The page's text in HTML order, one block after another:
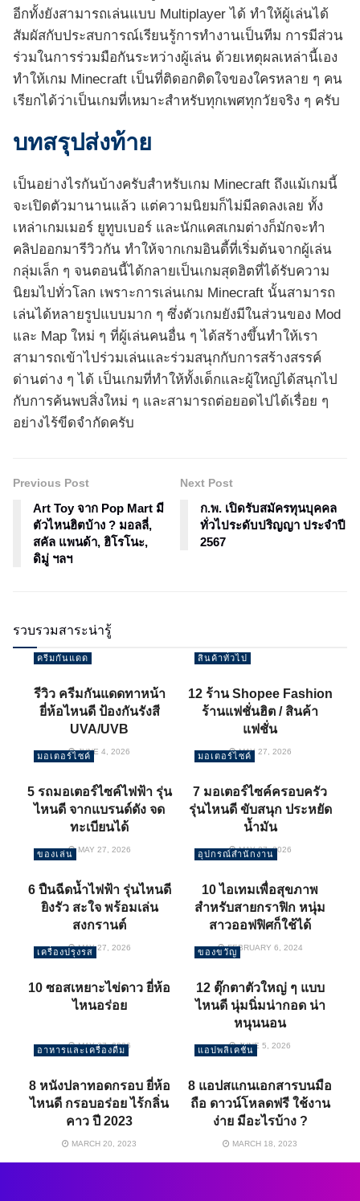
อีกทั้งยังสามารถเล่นแบบ Multiplayer ได้ ทำให้ผู้เล่นได้
สัมผัสกับประสบการณ์เรียนรู้การทำงานเป็นทีม การมีส่วน
ร่วมในการร่วมมือกันระหว่างผู้เล่น ด้วยเหตุผลเหล่านี้เอง
ทำให้เกม Minecraft เป็นที่ติดอกติดใจของใครหลาย ๆ คน
เรียกได้ว่าเป็นเกมที่เหมาะสำหรับทุกเพศทุกวัยจริง ๆ ครับ
บทสรุปส่งท้าย
เป็นอย่างไรกันบ้างครับสำหรับเกม Minecraft ถึงแม้เกมนี้
จะเปิดตัวมานานแล้ว แต่ความนิยมก็ไม่มีลดลงเลย ทั้ง
เหล่าเกมเมอร์ ยูทูบเบอร์ และนักแคสเกมต่างก็มักจะทำ
คลิปออกมารีวิวกัน ทำให้จากเกมอินดี้ที่เริ่มต้นจากผู้เล่น
กลุ่มเล็ก ๆ จนตอนนี้ได้กลายเป็นเกมสุดฮิตที่ได้รับความ
นิยมไปทั่วโลก เพราะการเล่นเกม Minecraft นั้นสามารถ
เล่นได้หลายรูปแบบมาก ๆ ซึ่งตัวเกมยังมีในส่วนของ Mod
และ Map ใหม่ ๆ ที่ผู้เล่นคนอื่น ๆ ได้สร้างขึ้นทำให้เรา
สามารถเข้าไปร่วมเล่นและร่วมสนุกกับการสร้างสรรค์
ด่านต่าง ๆ ได้ เป็นเกมที่ทำให้ทั้งเด็กและผู้ใหญ่ได้สนุกไป
กับการค้นพบสิ่งใหม่ ๆ และสามารถต่อยอดไปได้เรื่อย ๆ
อย่างไร้ขีดจำกัดครับ
Previous Post
Art Toy จาก Pop Mart มี
ตัวไหนฮิตบ้าง ? มอลลี่,
สคัล แพนด้า, ฮิโรโนะ,
ดิมู่ ฯลฯ
Next Post
ก.พ. เปิดรับสมัครทุนบุคคล
ทั่วไประดับปริญญา ประจำปี
2567
รวบรวมสาระน่ารู้
ครีมกันแดด
รีวิว ครีมกันแดดทาหน้า
ยี่ห้อไหนดี ป้องกันรังสี
UVA/UVB
JUNE 4, 2026
สินค้าทั่วไป
12 ร้าน Shopee Fashion
ร้านแฟชั่นฮิต / สินค้า
แฟชั่น
MAY 27, 2026
มอเตอร์ไซค์
5 รถมอเตอร์ไซค์ไฟฟ้า รุ่น
ไหนดี จากแบรนด์ดัง จด
ทะเบียนได้
MAY 27, 2026
มอเตอร์ไซค์
7 มอเตอร์ไซค์ครอบครัว
รุ่นไหนดี ขับสนุก ประหยัด
น้ำมัน
MAY 27, 2026
ของเล่น
6 ปืนฉีดน้ำไฟฟ้า รุ่นไหนดี
ยิงรัว สะใจ พร้อมเล่น
สงกรานต์
MAY 27, 2026
อุปกรณ์สำนักงาน
10 ไอเทมเพื่อสุขภาพ
สำหรับสายกราฟิก หนุ่ม
สาวออฟฟิศก็ใช้ได้
FEBRUARY 6, 2024
เครื่องปรุงรส
10 ซอสเหยาะไข่ดาว ยี่ห้อ
ไหนอร่อย
MAY 27, 2026
ของขวัญ
12 ตุ๊กตาตัวใหญ่ ๆ แบบ
ไหนดี นุ่มนิ่มน่ากอด น่า
หนุนนอน
JUNE 5, 2026
อาหารและเครื่องดื่ม
8 หนังปลาทอดกรอบ ยี่ห้อ
ไหนดี กรอบอร่อย ไร้กลิ่น
คาว ปี 2023
MARCH 20, 2023
แอปพลิเคชั่น
8 แอปสแกนเอกสารบนมือ
ถือ ดาวน์โหลดฟรี ใช้งาน
ง่าย มีอะไรบ้าง ?
MARCH 18, 2023